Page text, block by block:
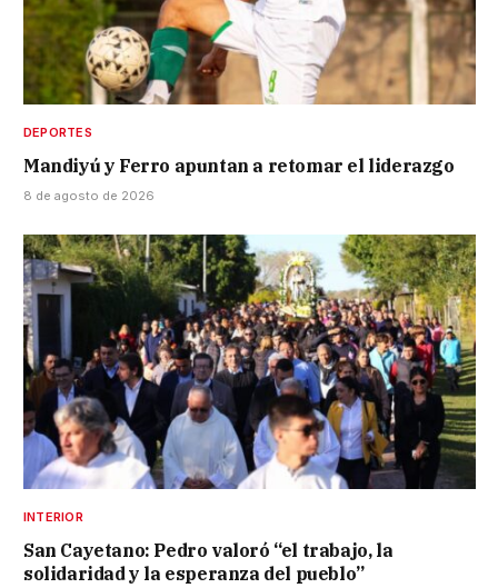
DEPORTES
Mandiyú y Ferro apuntan a retomar el liderazgo
8 de agosto de 2026
INTERIOR
San Cayetano: Pedro valoró “el trabajo, la
solidaridad y la esperanza del pueblo”